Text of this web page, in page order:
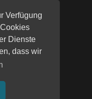
Verfügung
Dienste
dass wir